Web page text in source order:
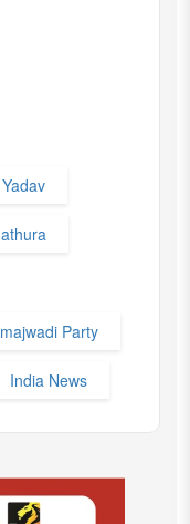
Party
India News